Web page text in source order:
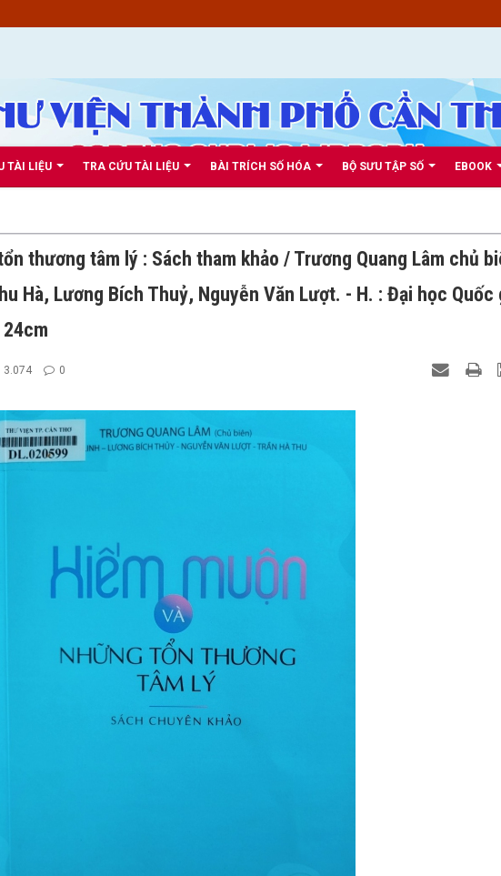
TÀI LIỆU TRA CỨU TÀI LIỆU BÀI TRÍCH SỐ HÓA BỘ SƯU TẬP SỐ EBOOK
thương tâm lý : Sách tham khảo / Trương Quang Lâm chủ
Hà, Lương Bích Thuỷ, Nguyễn Văn Lượt. - H. : Đại học Quốc
3.074 0